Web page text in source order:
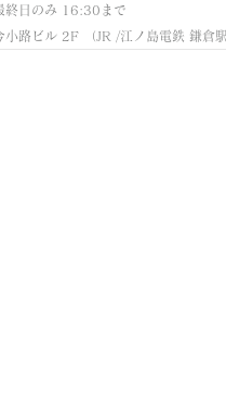
日のみ 16:30まで
路ビル 2F （JR /江ノ島電鉄 鎌倉駅